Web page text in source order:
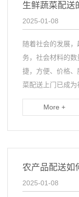
生鲜蔬菜配送
2025-01-08
随着社会的发展
务，社会材料的
捷，方便、价格
菜配送上门已成为
More +
农产品配送如
2025-01-08